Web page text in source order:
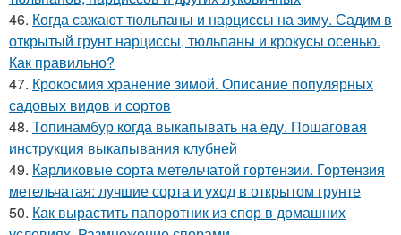
46. Когда сажают тюльпаны и нарциссы на зиму. Садим в
открытый грунт нарциссы, тюльпаны и крокусы осенью.
Как правильно?
47. Крокосмия хранение зимой. Описание популярных
садовых видов и сортов
48. Топинамбур когда выкапывать на еду. Пошаговая
инструкция выкапывания клубней
49. Карликовые сорта метельчатой гортензии. Гортензия
метельчатая: лучшие сорта и уход в открытом грунте
50. Как вырастить папоротник из спор в домашних